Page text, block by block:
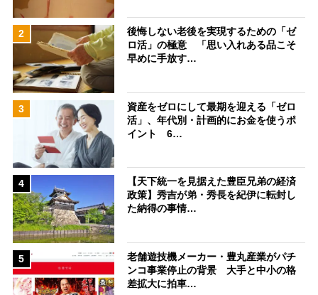
2
後悔しない老後を実現するための「ゼ
ロ活」の極意 「思い入れある品こそ
早めに手放す…
3
資産をゼロにして最期を迎える「ゼロ
活」、年代別・計画的にお金を使うポ
イント 6…
4
【天下統一を見据えた豊臣兄弟の経済
政策】秀吉が弟・秀長を紀伊に転封し
た納得の事情…
5
老舗遊技機メーカー・豊丸産業がパチ
ンコ事業停止の背景 大手と中小の格
差拡大に拍車…